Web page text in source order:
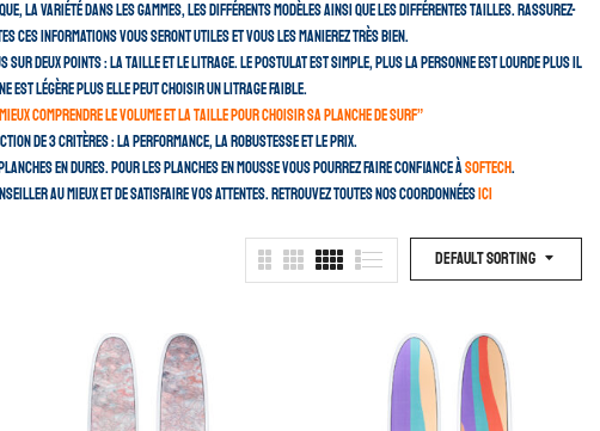
la variété dans les gammes, les différents modèles ainsi que les différentes tailles. Rassurez-
ces informations vous seront utiles et vous les manierez très bien.
sur deux points : la taille et le litrage. Le postulat est simple, plus la personne est lourde plus il
est légère plus elle peut choisir un litrage faible.
comprendre le volume et la taille pour choisir sa planche de surf”
de 3 critères : la performance, la robustesse et le prix.
en dures. Pour les planches en mousse vous pourrez faire confiance àSoftech.
au mieux et de satisfaire vos attentes. Retrouvez toutes nos coordonnées ici
Default Sorting